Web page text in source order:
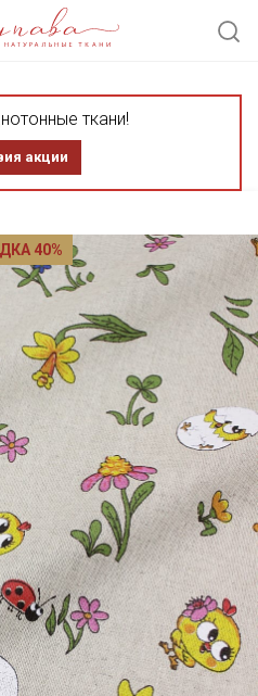
ткани!
акции
40%